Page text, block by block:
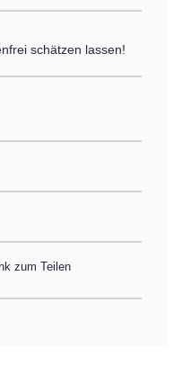
schätzen lassen!
zum Teilen